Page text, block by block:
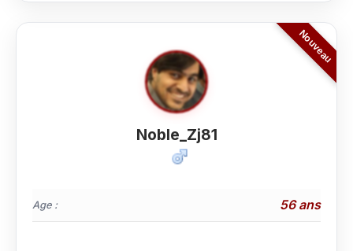
Noble_Zj81
Age : 56 ans